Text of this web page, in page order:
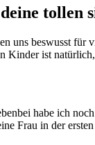
tollen
uns beswusst für
ist
habe ich
Frau in der